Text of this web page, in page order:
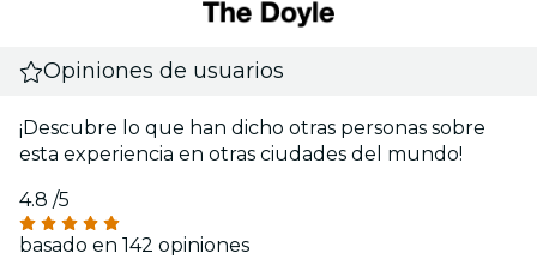
Opiniones de usuarios
¡Descubre lo que han dicho otras personas sobre
esta experiencia en otras ciudades del mundo!
4.8 /5
basado en 142 opiniones